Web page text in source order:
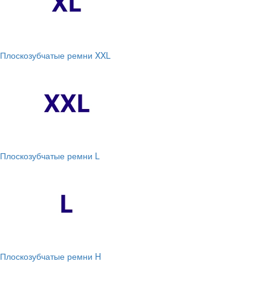
Плоскозубчатые ремни XXL
Плоскозубчатые ремни L
Плоскозубчатые ремни H